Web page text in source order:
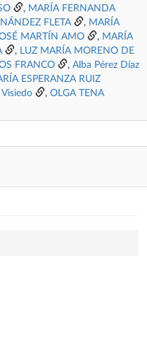
, MARÍA FERNANDA
FLETA , MARÍA
MARTÍN AMO , MARÍA
, LUZ MARÍA MORENO DE
FRANCO , Alba Pérez Díaz
ESPERANZA RUIZ
Visiedo , OLGA TENA